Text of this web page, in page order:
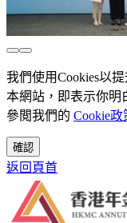
我們使用Cookies以
本網站，即表示你明
參閲我們的 Cookie政
確認
返回頁首